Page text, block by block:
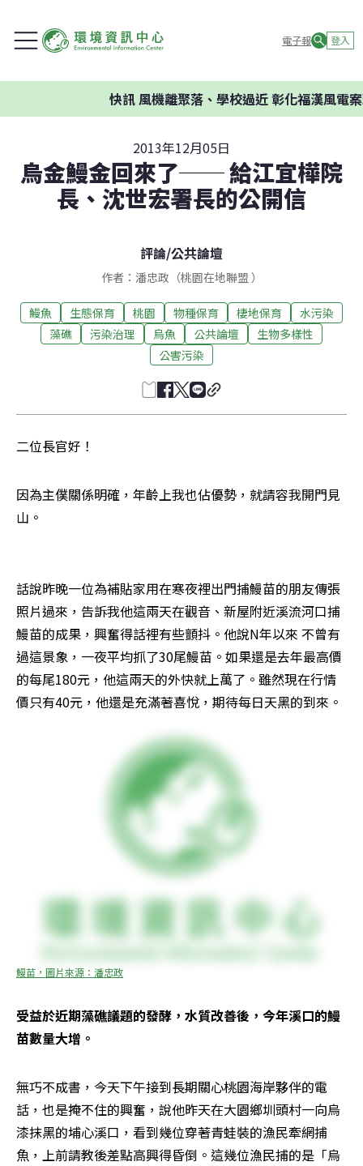
電子報 登入
風機離聚落、學校過近 彰化福漢風電案環
2013年12月05日
烏金鰻金回來了── 給江宜樺院
長、沈世宏署長的公開信
評論/公共論壇
作者：潘忠政（桃園在地聯盟 ）
鰻魚 生態保育 桃園 物種保育 棲地保育
水污染
藻礁
污染治理 烏魚 公共論壇
生物多樣性
公害污染
二位長官好！
因為主僕關係明確，年齡上我也佔優勢，就請容我開門見
山。
話說昨晚一位為補貼家用在寒夜裡出門捕鰻苗的朋友傳張
照片過來，告訴我他這兩天在觀音、新屋附近溪流河口捕
鰻苗的成果，興奮得話裡有些顫抖。他說N年以來 不曾有
過這景象，一夜平均抓了30尾鰻苗。如果還是去年最高價
的每尾180元，他這兩天的外快就上萬了。雖然現在行情
價只有40元，他還是充滿著喜悅，期待每日天黑的到來。
鰻苗，圖片來源：潘忠政
受益於近期藻礁議題的發酵，水質改善後，今年溪口的鰻
苗數量大增。
無巧不成書，今天下午接到長期關心桃園海岸夥伴的電
話，也是掩不住的興奮，說他昨天在大園鄉圳頭村一向烏
漆抹黑的埔心溪口，看到幾位穿著青蛙裝的漁民牽網捕
魚，上前請教後差點高興得昏倒。這幾位漁民捕的是「烏